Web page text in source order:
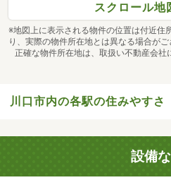
スクロール地
※地図上に表示される物件の位置は付近住
り、実際の物件所在地とは異なる場合がご
正確な物件所在地は、取扱い不動産会社
川口市内の各駅の住みやすさ
設備